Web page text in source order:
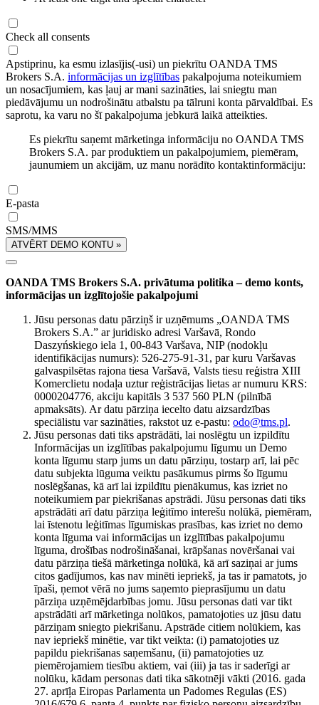
Check all consents
Apstiprinu, ka esmu izlasījis(-usi) un piekrītu OANDA TMS
Brokers S.A. informācijas un izglītības pakalpojuma noteikumiem
un nosacījumiem, kas ļauj ar mani sazināties, lai sniegtu man
piedāvājumu un nodrošinātu atbalstu pa tālruni konta pārvaldībai. Es
saprotu, ka varu no šī pakalpojuma jebkurā laikā atteikties.
Es piekrītu saņemt mārketinga informāciju no OANDA TMS
Brokers S.A. par produktiem un pakalpojumiem, piemēram,
jaunumiem un akcijām, uz manu norādīto kontaktinformāciju:
E-pasta
SMS/MMS
ATVĒRT DEMO KONTU »
OANDA TMS Brokers S.A. privātuma politika – demo konts,
informācijas un izglītojošie pakalpojumi
Jūsu personas datu pārziņš ir uzņēmums „OANDA TMS
Brokers S.A.” ar juridisko adresi Varšavā, Rondo
Daszyńskiego iela 1, 00-843 Varšava, NIP (nodokļu
identifikācijas numurs): 526-275-91-31, par kuru Varšavas
galvaspilsētas rajona tiesa Varšavā, Valsts tiesu reģistra XIII
Komerclietu nodaļa uztur reģistrācijas lietas ar numuru KRS:
0000204776, akciju kapitāls 3 537 560 PLN (pilnībā
apmaksāts). Ar datu pārziņa iecelto datu aizsardzības
speciālistu var sazināties, rakstot uz e-pastu: odo@tms.pl.
Jūsu personas dati tiks apstrādāti, lai noslēgtu un izpildītu
Informācijas un izglītības pakalpojumu līgumu un Demo
konta līgumu starp jums un datu pārziņu, tostarp arī, lai pēc
datu subjekta lūguma veiktu pasākumus pirms šo līgumu
noslēgšanas, kā arī lai izpildītu pienākumus, kas izriet no
noteikumiem par piekrišanas apstrādi. Jūsu personas dati tiks
apstrādāti arī datu pārziņa leģitīmo interešu nolūkā, piemēram,
lai īstenotu leģitīmas līgumiskas prasības, kas izriet no demo
konta līguma vai informācijas un izglītības pakalpojumu
līguma, drošības nodrošināšanai, krāpšanas novēršanai vai
datu pārziņa tiešā mārketinga nolūkā, kā arī saziņai ar jums
citos gadījumos, kas nav minēti iepriekš, ja tas ir pamatots, jo
īpaši, ņemot vērā no jums saņemto pieprasījumu un datu
pārziņa uzņēmējdarbības jomu. Jūsu personas dati var tikt
apstrādāti arī mārketinga nolūkos, pamatojoties uz jūsu datu
pārziņam sniegto piekrišanu. Apstrāde citiem nolūkiem, kas
nav iepriekš minētie, var tikt veikta: (i) pamatojoties uz
papildu piekrišanas saņemšanu, (ii) pamatojoties uz
piemērojamiem tiesību aktiem, vai (iii) ja tas ir saderīgi ar
nolūku, kādam personas dati tika sākotnēji vākti (2016. gada
27. aprīļa Eiropas Parlamenta un Padomes Regulas (ES)